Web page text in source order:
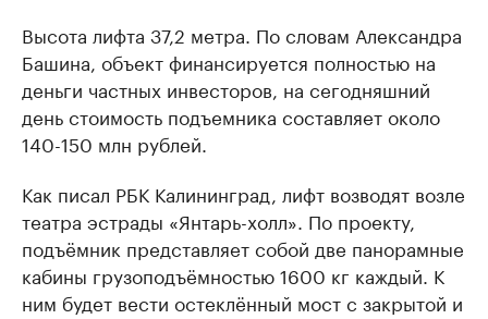
Высота лифта 37,2 метра. По словам Александра
Башина, объект финансируется полностью на
деньги частных инвесторов, на сегодняшний
день стоимость подъемника составляет около
140-150 млн рублей.
Как писал РБК Калининград, лифт возводят возле
театра эстрады «Янтарь-холл». По проекту,
подъёмник представляет собой две панорамные
кабины грузоподъёмностью 1600 кг каждый. К
ним будет вести остеклённый мост с закрытой и